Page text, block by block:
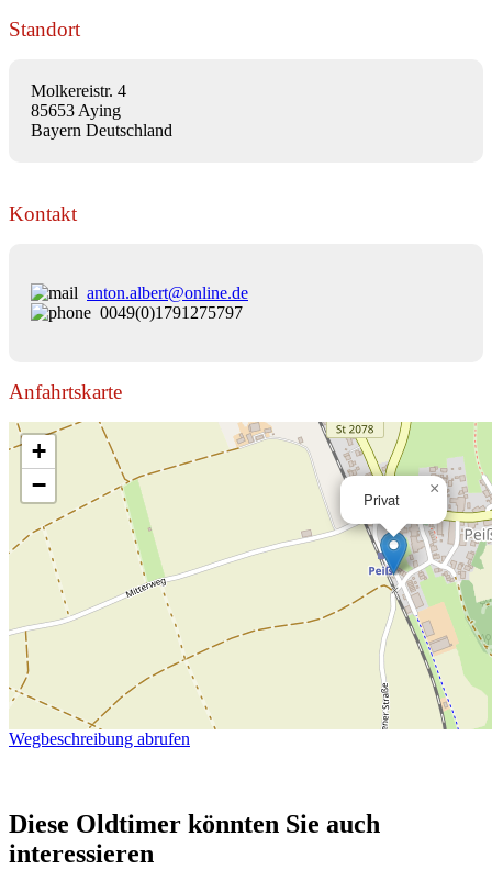
Standort
Molkereistr. 4
85653 Aying
Bayern Deutschland
Kontakt
anton.albert@online.de
0049(0)1791275797
Anfahrtskarte
Privat
×
+
−
Wegbeschreibung abrufen
Diese Oldtimer könnten Sie auch
interessieren